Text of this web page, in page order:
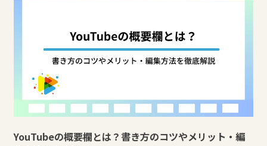
YouTubeの概要欄とは？書き方のコツやメリット・編